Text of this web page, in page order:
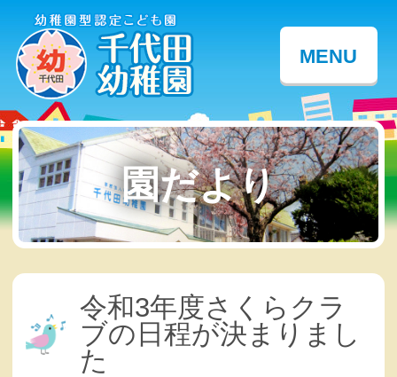
MENU
園だより
令和3年度さくらクラ
ブの日程が決まりまし
た